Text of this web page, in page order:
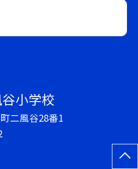
小学校
二風谷28番1